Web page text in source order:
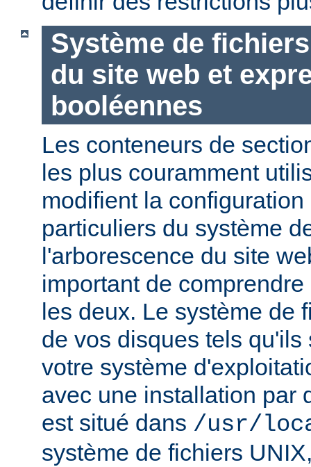
Système de
du site web et
booléennes
Les conteneurs de
les plus couramment
modifient la
particuliers du système
l'arborescence du site
important de
les deux. Le système de
de vos disques tels qu'ils
votre système
avec une installation par
est situé dans /usr/
système de fichiers